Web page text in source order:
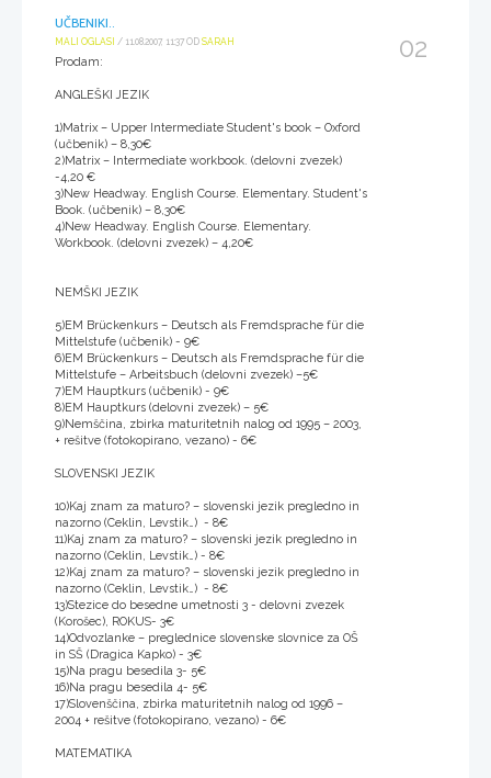
UČBENIKI..
MALI OGLASI / 11.08.2007, 11:37 OD SARAH
Prodam:
ANGLEŠKI JEZIK
1)Matrix – Upper Intermediate Student's book – Oxford
(učbenik) – 8,30€
2)Matrix – Intermediate workbook. (delovni zvezek)
-4,20 €
3)New Headway. English Course. Elementary. Student's
Book. (učbenik) – 8,30€
4)New Headway. English Course. Elementary.
Workbook. (delovni zvezek) – 4,20€
NEMŠKI JEZIK
5)EM Brückenkurs – Deutsch als Fremdsprache für die
Mittelstufe (učbenik) - 9€
6)EM Brückenkurs – Deutsch als Fremdsprache für die
Mittelstufe – Arbeitsbuch (delovni zvezek) –5€
7)EM Hauptkurs (učbenik) - 9€
8)EM Hauptkurs (delovni zvezek) – 5€
9)Nemščina, zbirka maturitetnih nalog od 1995 – 2003,
+ rešitve (fotokopirano, vezano) - 6€
SLOVENSKI JEZIK
10)Kaj znam za maturo? – slovenski jezik pregledno in
nazorno (Ceklin, Levstik…) - 8€
11)Kaj znam za maturo? – slovenski jezik pregledno in
nazorno (Ceklin, Levstik…) - 8€
12)Kaj znam za maturo? – slovenski jezik pregledno in
nazorno (Ceklin, Levstik…) - 8€
13)Stezice do besedne umetnosti 3 - delovni zvezek
(Korošec), ROKUS- 3€
14)Odvozlanke – preglednice slovenske slovnice za OŠ
in SŠ (Dragica Kapko) - 3€
15)Na pragu besedila 3- 5€
16)Na pragu besedila 4- 5€
17)Slovenščina, zbirka maturitetnih nalog od 1996 –
2004 + rešitve (fotokopirano, vezano) - 6€
MATEMATIKA
02